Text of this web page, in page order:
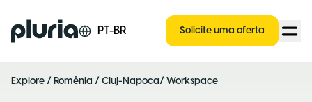
Logo Pluria PT-BR Solicite uma oferta
Explore / Romênia / Cluj-Napoca/ Workspace